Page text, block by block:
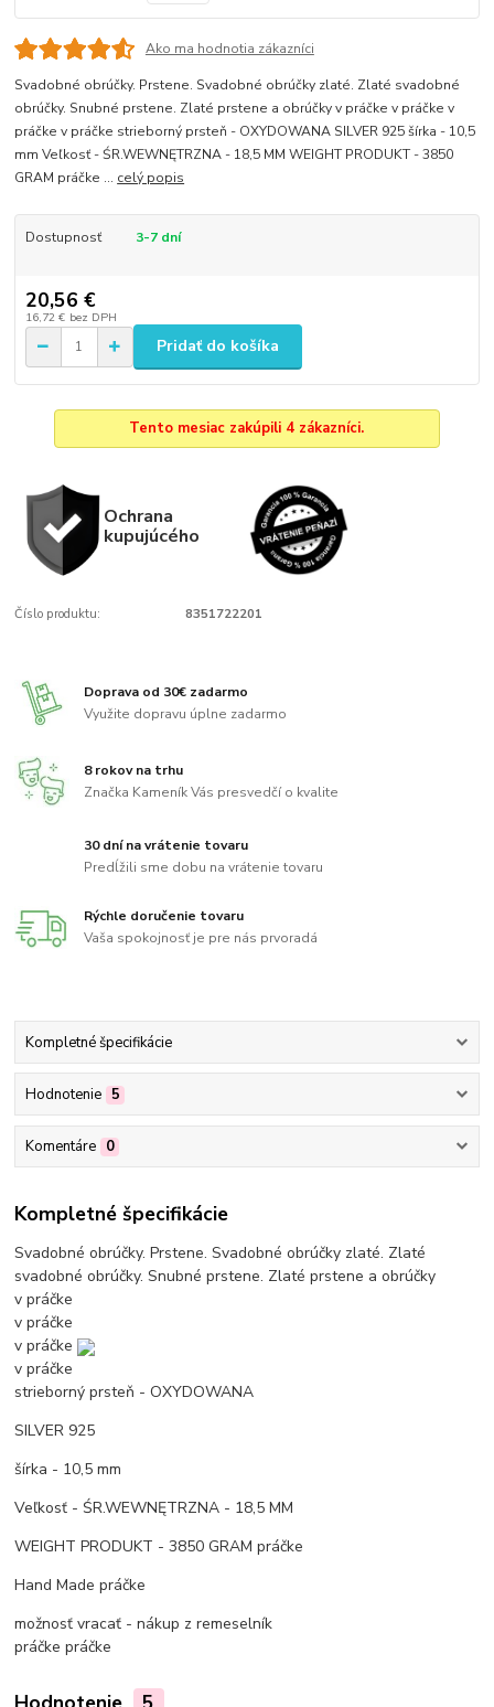
Ako ma hodnotia zákazníci
Svadobné obrúčky. Prstene. Svadobné obrúčky zlaté. Zlaté svadobné
obrúčky. Snubné prstene. Zlaté prstene a obrúčky v práčke v práčke v
práčke v práčke strieborný prsteň - OXYDOWANA SILVER 925 šírka - 10,5
mm Veľkosť - ŚR.WEWNĘTRZNA - 18,5 MM WEIGHT PRODUKT - 3850
GRAM práčke ... celý popis
Dostupnosť 3-7 dní
20,56 €
16,72 € bez DPH
Pridať do košíka
Tento mesiac zakúpili 4 zákazníci.
Ochrana
kupujúcého
Číslo produktu: 8351722201
Doprava od 30€ zadarmo
Využite dopravu úplne zadarmo
8 rokov na trhu
Značka Kameník Vás presvedčí o kvalite
30 dní na vrátenie tovaru
Predĺžili sme dobu na vrátenie tovaru
Rýchle doručenie tovaru
Vaša spokojnosť je pre nás prvoradá
Kompletné špecifikácie
Hodnotenie 5
Komentáre 0
Kompletné špecifikácie
Svadobné obrúčky. Prstene. Svadobné obrúčky zlaté. Zlaté
svadobné obrúčky. Snubné prstene. Zlaté prstene a obrúčky
v práčke
v práčke
v práčke
v práčke
strieborný prsteň - OXYDOWANA
SILVER 925
šírka - 10,5 mm
Veľkosť - ŚR.WEWNĘTRZNA - 18,5 MM
WEIGHT PRODUKT - 3850 GRAMpráčke
Hand Madepráčke
možnosť vracať - nákup z remeselník
práčkepráčke